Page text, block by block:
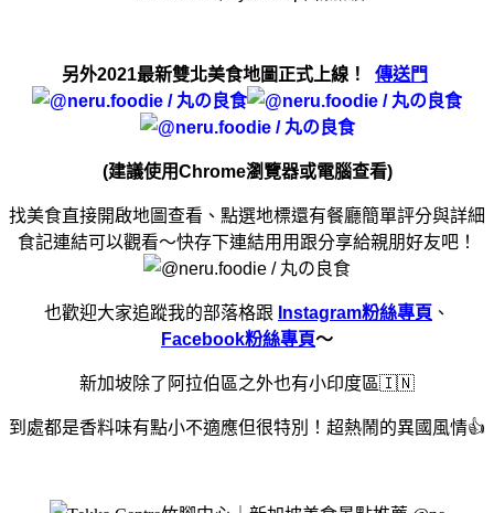
另外2021最新雙北美食地圖正式上線！ 傳送門
(建議使用Chrome瀏覽器或電腦查看)
找美食直接開啟地圖查看、點選地標還有餐廳簡單評分與詳細
食記連結可以觀看～快存下連結用用跟分享給親朋好友吧！
也歡迎大家追蹤我的部落格跟 Instagram粉絲專頁 、
Facebook粉絲專頁～
新加坡除了阿拉伯區之外也有小印度區🇮🇳
到處都是香料味有點小不適應但很特別！超熱鬧的異國風情👍